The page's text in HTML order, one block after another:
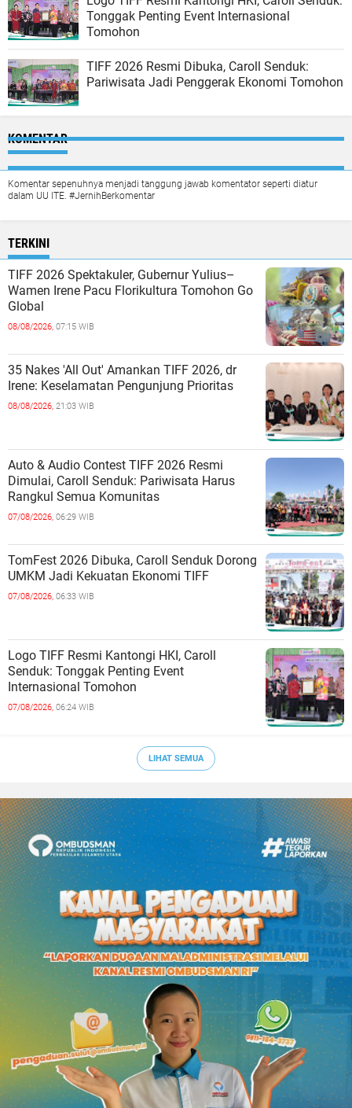
Tonggak Penting Event Internasional
Tomohon
TIFF 2026 Resmi Dibuka, Caroll Senduk:
Pariwisata Jadi Penggerak Ekonomi Tomohon
KOMENTAR
Komentar sepenuhnya menjadi tanggung jawab komentator seperti diatur
dalam UU ITE. #JernihBerkomentar
TERKINI
TIFF 2026 Spektakuler, Gubernur Yulius–
Wamen Irene Pacu Florikultura Tomohon Go
Global
08/08/2026, 07:15 WIB
35 Nakes 'All Out' Amankan TIFF 2026, dr
Irene: Keselamatan Pengunjung Prioritas
08/08/2026, 21:03 WIB
Auto & Audio Contest TIFF 2026 Resmi
Dimulai, Caroll Senduk: Pariwisata Harus
Rangkul Semua Komunitas
07/08/2026, 06:29 WIB
TomFest 2026 Dibuka, Caroll Senduk Dorong
UMKM Jadi Kekuatan Ekonomi TIFF
07/08/2026, 06:33 WIB
Logo TIFF Resmi Kantongi HKI, Caroll
Senduk: Tonggak Penting Event
Internasional Tomohon
07/08/2026, 06:24 WIB
LIHAT SEMUA